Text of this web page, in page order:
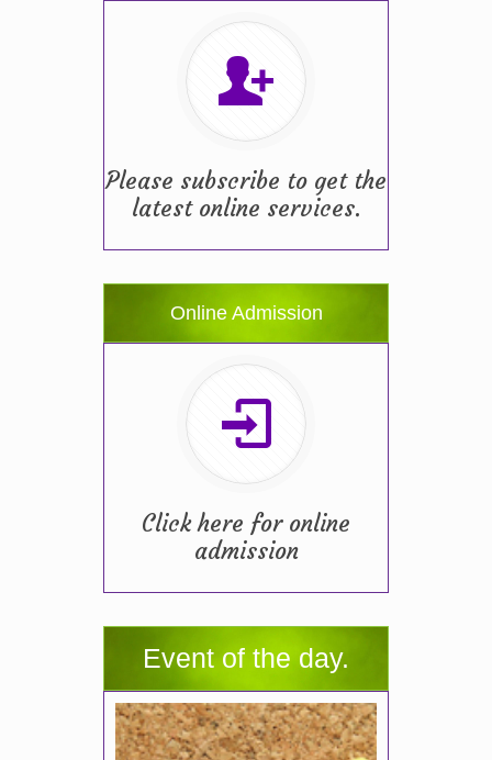
Please subscribe to get the
latest online services.
Online Admission
Click here for online
admission
Event of the day.